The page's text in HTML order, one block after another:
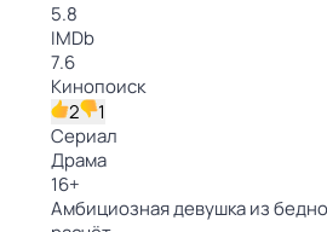
5.8
IMDb
7.6
Кинопоиск
2
1
Сериал
Драма
16+
Амбициозная девушка из